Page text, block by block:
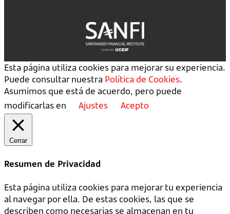
Esta página utiliza cookies para mejorar su experiencia.
Puede consultar nuestra Política de Cookies.
Asumimos que está de acuerdo, pero puede
modificarlas en
Ajustes Acepto
Cerrar
Resumen de Privacidad
Esta página utiliza cookies para mejorar tu experiencia
al navegar por ella. De estas cookies, las que se
describen como necesarias se almacenan en tu